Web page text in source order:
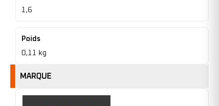
1,6
Poids
0,11 kg
MARQUE